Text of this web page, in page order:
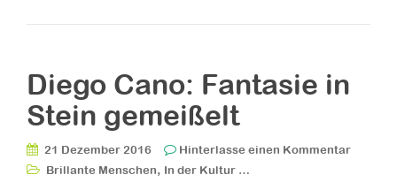
Diego Cano: Fantasie in
Stein gemeißelt
21 Dezember 2016
Hinterlasse einen Kommentar
Brillante Menschen, In der Kultur …